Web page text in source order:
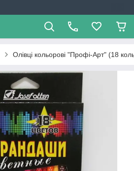
Олівці кольорові "Профі-Арт" (18